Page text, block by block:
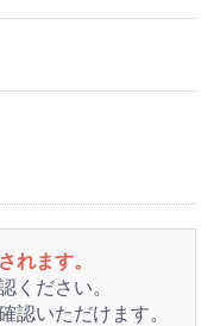
れます。
ください。
認いただけます。